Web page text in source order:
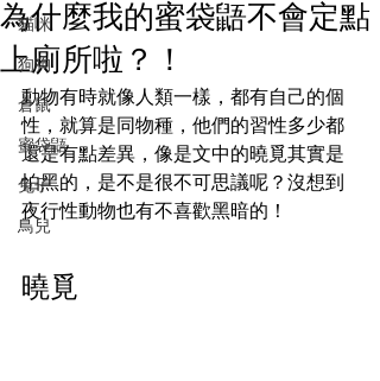
貓咪
狗狗
倉鼠
蜜袋鼯
兔子
鳥兒
為什麼我的蜜袋鼯不會定點
上廁所啦？！
動物有時就像人類一樣，都有自己的個
性，就算是同物種，他們的習性多少都
還是有點差異，像是文中的曉覓其實是
怕黑的，是不是很不可思議呢？沒想到
夜行性動物也有不喜歡黑暗的！
曉覓